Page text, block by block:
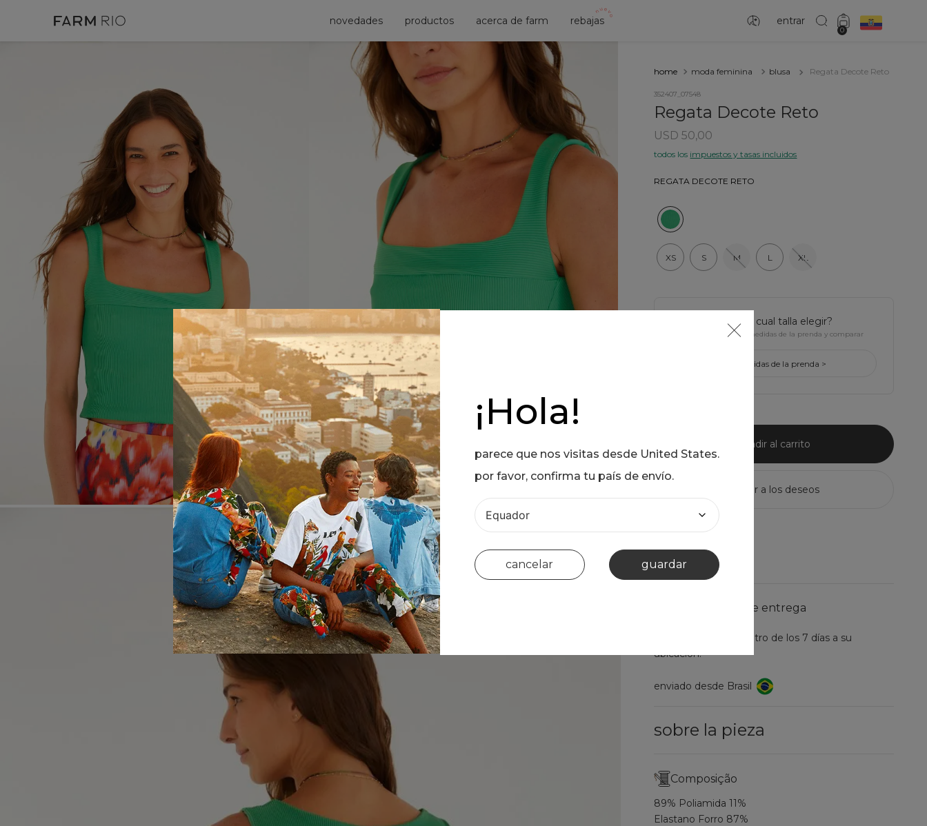
novedades productos acerca de farm rebajas entrar
0
¡Hola!
parece que nos visitas desde United States.
por favor, confirma tu país de envío.
cancelar guardar
moda feminina blusa Regata Decote Reto
352407_07548
Regata Decote Reto
USD 50,00
todos los impuestos y tasas incluidos
REGATA DECOTE RETO
XS S M L XL
¿tienes dudas de cual talla elegir?
Haz click para ver Las medidas de la prenda y comparar
ver medidas de la prenda >
añadir al carrito
información de entrega
entrega prevista dentro de los 7 días a su
ubicación.
enviado desde Brasil
sobre la pieza
Composição
89% Poliamida 11%
Elastano Forro 87%